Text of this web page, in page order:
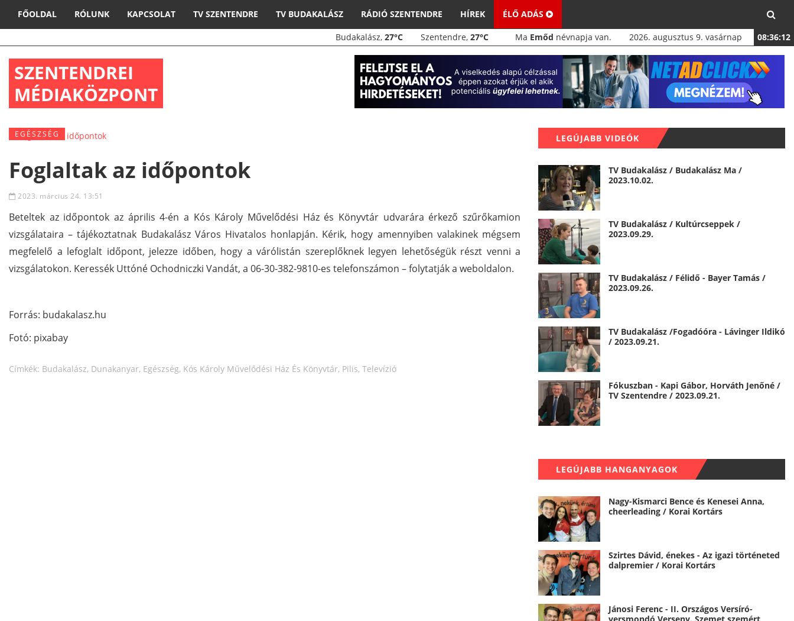
FŐOLDAL RÓLUNK KAPCSOLAT TV SZENTENDRE TV BUDAKALÁSZ RÁDIÓ SZENTENDRE HÍREK ÉLŐ ADÁS
Budakalász, 27°C Szentendre, 27°C Ma Emőd névnapja van. 2026. augusztus 9. vasárnap 08:36:12
SZENTENDREI
MÉDIAKÖZPONT
EGÉSZSÉG
Foglaltak az időpontok
2023. március 24. 13:51
Beteltek az időpontok az április 4-én a Kós Károly Művelődési Ház és Könyvtár udvarára érkező szűrőkamion
vizsgálataira – tájékoztatnak Budakalász Város Hivatalos honlapján. Kérik, hogy amennyiben valakinek mégsem
megfelelő a lefoglalt időpont, jelezze időben, hogy a várólistán szereplőknek legyen lehetőségük részt venni a
vizsgálatokon. Keressék Uttóné Ochodniczki Vandát, a 06-30-382-9810-es telefonszámon – folytatják a weboldalon.
Forrás: budakalasz.hu
Fotó: pixabay
Címkék: Budakalász, Dunakanyar, Egészség, Kós Károly Művelődési Ház És Könyvtár, Pilis, Televízió
LEGÚJABB VIDEÓK
TV Budakalász / Budakalász Ma /
2023.10.02.
TV Budakalász / Kultúrcseppek /
2023.09.29.
TV Budakalász / Félidő - Bayer Tamás /
2023.09.26.
TV Budakalász /Fogadóóra - Lávinger Ildikó
/ 2023.09.21.
Fókuszban - Kapi Gábor, Horváth Jenőné /
TV Szentendre / 2023.09.21.
LEGÚJABB HANGANYAGOK
Nagy-Kismarci Bence és Kenesei Anna,
cheerleading / Korai Kortárs
Szirtes Dávid, énekes - Az igazi történeted
dalpremier / Korai Kortárs
Jánosi Ferenc - II. Országos Versíró-